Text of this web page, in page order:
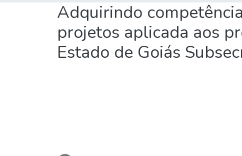
Adquirindo
projetos aplicada aos
Estado de Goiás